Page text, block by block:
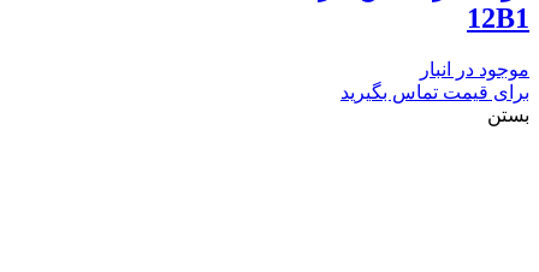
12B1
موجود در انبار
برای قیمت تماس بگیرید
بستن